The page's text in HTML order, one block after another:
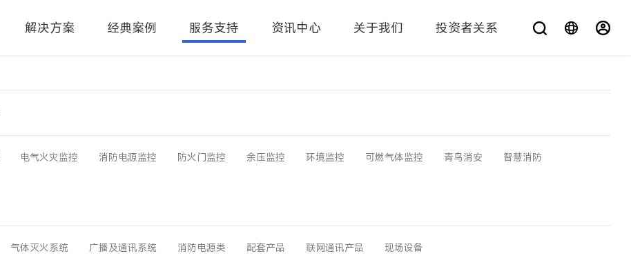
解决方案 经典案例 服务支持 资讯中心 关于我们 投资者关系 您在找什么？
电气火灾监控 消防电源监控 防火门监控 余压监控 环境监控 可燃气体监控 青鸟消安 智慧消防
气体灭火系统 广播及通讯系统 消防电源类 配套产品 联网通讯产品 现场设备